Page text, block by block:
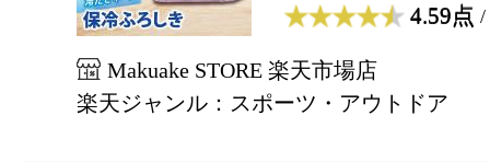
4.59点 /
Makuake STORE 楽天市場店
楽天ジャンル：スポーツ・アウトドア